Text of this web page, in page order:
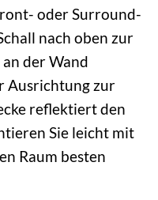
oder Surround-
nach oben zur
der Wand
Ausrichtung zur
reflektiert den
Sie leicht mit
Raum besten